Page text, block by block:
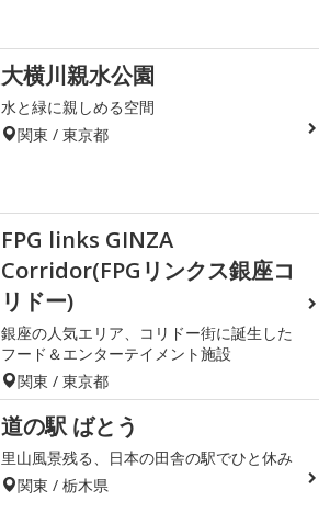
大横川親水公園
水と緑に親しめる空間
関東 / 東京都
FPG links GINZA
Corridor(FPGリンクス銀座コ
リドー)
銀座の人気エリア、コリドー街に誕生した
フード＆エンターテイメント施設
関東 / 東京都
道の駅 ばとう
里山風景残る、日本の田舎の駅でひと休み
関東 / 栃木県